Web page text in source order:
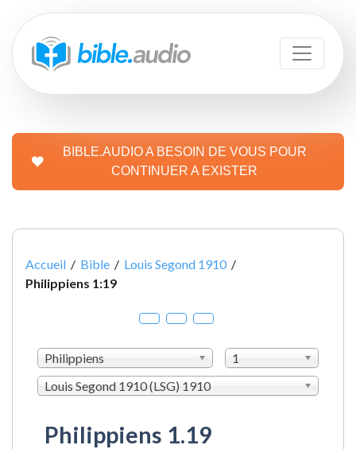
BIBLE.AUDIO A BESOIN DE VOUS POUR
CONTINUER A EXISTER
Accueil / Bible / Louis Segond 1910 /
Philippiens 1:19
Philippiens
1
Louis Segond 1910 (LSG) 1910
Philippiens 1.19